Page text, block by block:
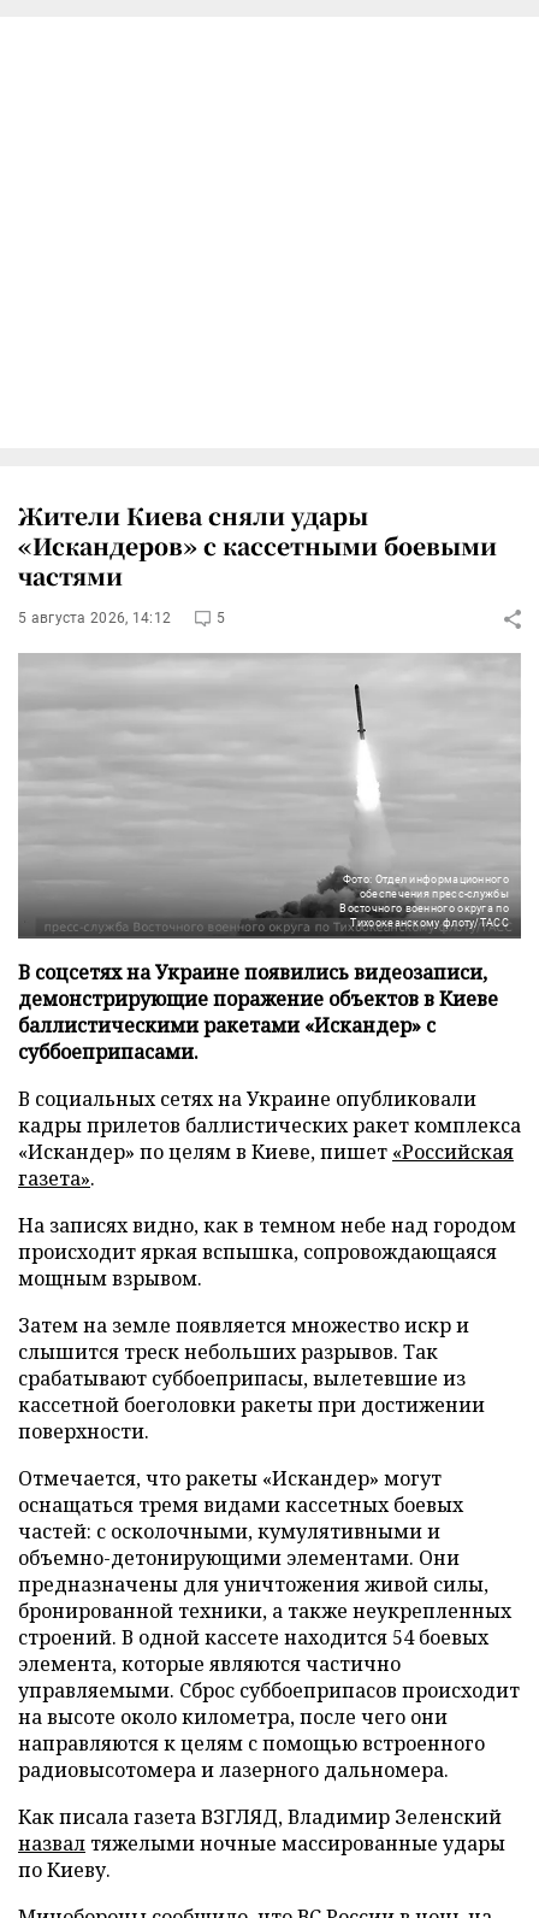
Жители Киева сняли удары
«Искандеров» с кассетными боевыми
частями
5 августа 2026, 14:12 5
Фото: Отдел информационного
обеспечения пресс-службы
Восточного военного округа по
Тихоокеанскому флоту/ТАСС
В соцсетях на Украине появились видеозаписи,
демонстрирующие поражение объектов в Киеве
баллистическими ракетами «Искандер» с
суббоеприпасами.
В социальных сетях на Украине опубликовали
кадры прилетов баллистических ракет комплекса
«Искандер» по целям в Киеве, пишет «Российская
газета».
На записях видно, как в темном небе над городом
происходит яркая вспышка, сопровождающаяся
мощным взрывом.
Затем на земле появляется множество искр и
слышится треск небольших разрывов. Так
срабатывают суббоеприпасы, вылетевшие из
кассетной боеголовки ракеты при достижении
поверхности.
Отмечается, что ракеты «Искандер» могут
оснащаться тремя видами кассетных боевых
частей: с осколочными, кумулятивными и
объемно-детонирующими элементами. Они
предназначены для уничтожения живой силы,
бронированной техники, а также неукрепленных
строений. В одной кассете находится 54 боевых
элемента, которые являются частично
управляемыми. Сброс суббоеприпасов происходит
на высоте около километра, после чего они
направляются к целям с помощью встроенного
радиовысотомера и лазерного дальномера.
Как писала газета ВЗГЛЯД, Владимир Зеленский
назвал тяжелыми ночные массированные удары
по Киеву.